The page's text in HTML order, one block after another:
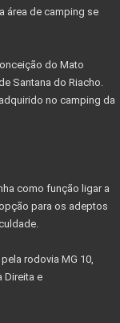
área de camping se
do Mato
Santana do Riacho.
no camping da
como função ligar a
para os adeptos
rodovia MG 10,
Direita e